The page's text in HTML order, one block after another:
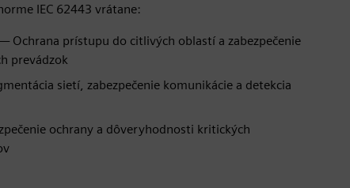
IEC 62443 vrátane:
Ochrana prístupu do citlivých oblastí a zabezpečenie
prevádzok
sietí, zabezpečenie komunikácie a detekcia
ochrany a dôveryhodnosti kritických